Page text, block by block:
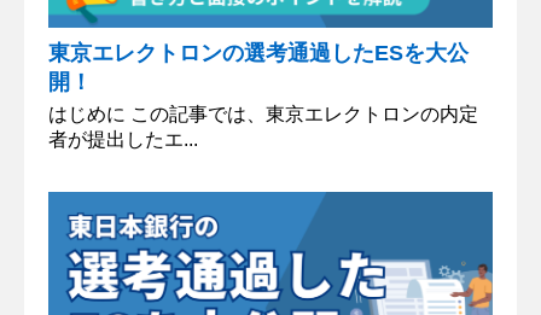
東京エレクトロンの選考通過したESを大公
開！
はじめに この記事では、東京エレクトロンの内定
者が提出したエ...